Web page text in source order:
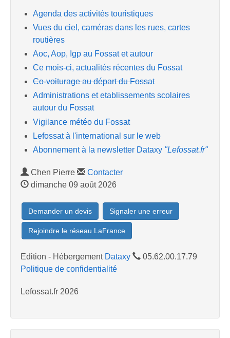
Agenda des activités touristiques
Vues du ciel, caméras dans les rues, cartes
routières
Aoc, Aop, Igp au Fossat et autour
Ce mois-ci, actualités récentes du Fossat
Co-voiturage au départ du Fossat
Administrations et etablissements scolaires
autour du Fossat
Vigilance météo du Fossat
Lefossat à l'international sur le web
Abonnement à la newsletter Dataxy "Lefossat.fr"
Chen Pierre
Contacter
dimanche 09 août 2026
Demander un devis Signaler une erreur
Rejoindre le réseau LaFrance
Edition - Hébergement Dataxy
05.62.00.17.79
Politique de confidentialité
Lefossat.fr 2026